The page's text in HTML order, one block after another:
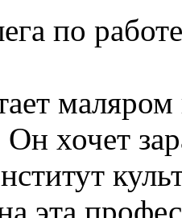
по
маляром
Он хочет